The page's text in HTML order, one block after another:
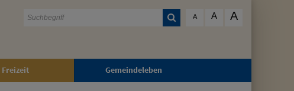
A A A
Freizeit Gemeindeleben